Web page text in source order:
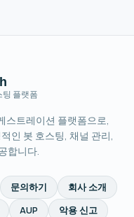
플랫폼
트레이션 플랫폼으로,
인 봇 호스팅, 채널 관리,
합니다.
문의하기
회사 소개
AUP 악용 신고